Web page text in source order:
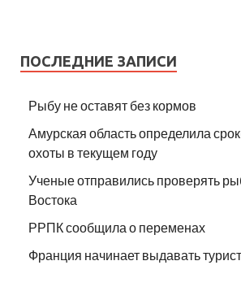
ПОСЛЕДНИЕ ЗАПИСИ
Рыбу не оставят без кормов
Амурская область определила
охоты в текущем году
Ученые отправились проверять
Востока
РРПК сообщила о переменах
Франция начинает выдавать